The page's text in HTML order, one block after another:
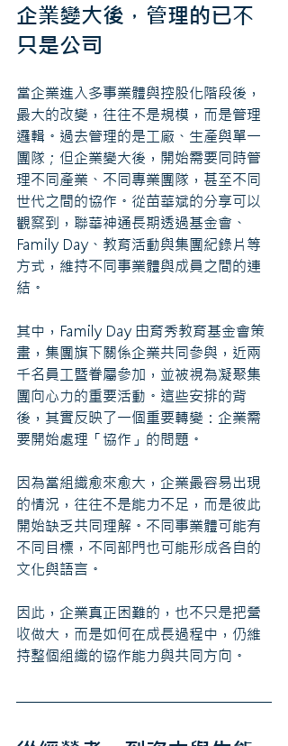
企業變大後，管理的已不
只是公司
當企業進入多事業體與控股化階段後，
最大的改變，往往不是規模，而是管理
邏輯。過去管理的是工廠、生產與單一
團隊；但企業變大後，開始需要同時管
理不同產業、不同專業團隊，甚至不同
世代之間的協作。從苗華斌的分享可以
觀察到，聯華神通長期透過基金會、
Family Day、教育活動與集團紀錄片等
方式，維持不同事業體與成員之間的連
結。
其中，Family Day 由育秀教育基金會策
畫，集團旗下關係企業共同參與，近兩
千名員工暨眷屬參加，並被視為凝聚集
團向心力的重要活動。這些安排的背
後，其實反映了一個重要轉變：企業需
要開始處理「協作」的問題。
因為當組織愈來愈大，企業最容易出現
的情況，往往不是能力不足，而是彼此
開始缺乏共同理解。不同事業體可能有
不同目標，不同部門也可能形成各自的
文化與語言。
因此，企業真正困難的，也不只是把營
收做大，而是如何在成長過程中，仍維
持整個組織的協作能力與共同方向。